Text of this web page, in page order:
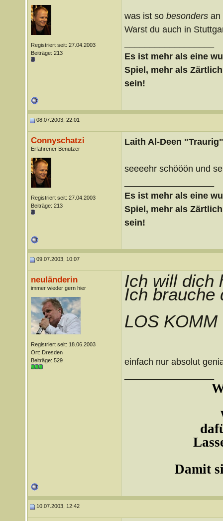
Registriert seit: 27.04.2003
Beiträge: 213
was ist so besondersan
Warst du auch in
Es ist mehr als eine
Spiel, mehr als
sein!
08.07.2003, 22:01
Connyschatzi
Erfahrener Benutzer
Registriert seit: 27.04.2003
Beiträge: 213
Laith Al-Deen
seeeehr schööön und
Es ist mehr als eine
Spiel, mehr als
sein!
09.07.2003, 10:07
neuländerin
immer wieder gern hier
Registriert seit: 18.06.2003
Ort: Dresden
Beiträge: 529
Ich will dich
Ich brauche
LOS
einfach nur absolut
Damit
10.07.2003, 12:42